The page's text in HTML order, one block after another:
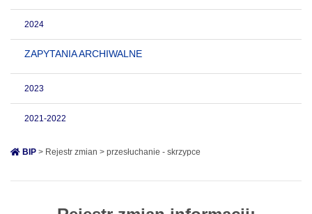
2024
ZAPYTANIA ARCHIWALNE
2023
2021-2022
BIP > Rejestr zmian > przesłuchanie - skrzypce